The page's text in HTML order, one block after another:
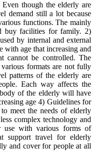
though the elderly are
demand still a lot because
functions. The mainly
buy facilities for family. 2)
by internal and external
with age that increasing and
cannot be controlled. The
formats are not fully
patterns of the elderly are
Each way affects the
of the elderly will have
age 4) Guidelines for
meet the needs of elderly
complex technology and
use with various forms of
support travel for elderly
and cover for people at all